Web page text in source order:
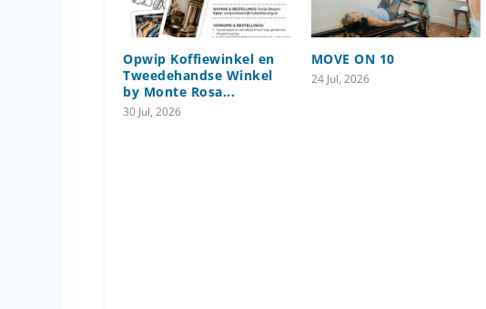
Opwip Koffiewinkel en
Tweedehandse Winkel
by Monte Rosa...
30 Jul, 2026
MOVE ON 10
24 Jul, 2026